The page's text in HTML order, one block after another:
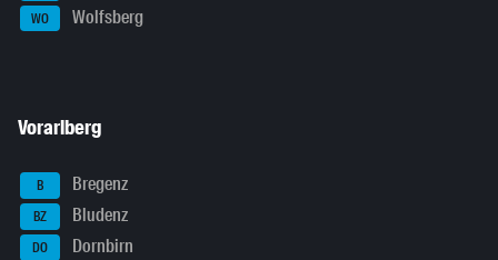
WO Wolfsberg
Vorarlberg
B Bregenz
BZ Bludenz
DO Dornbirn